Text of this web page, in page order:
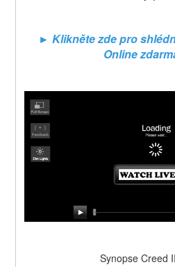
► Klikněte zde pro
Online
Synopse Creed